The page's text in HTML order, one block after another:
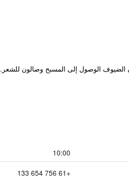
الضيوف الوصول إلى المسبح وصالون للشعر.
10:00
+61 756 654 133